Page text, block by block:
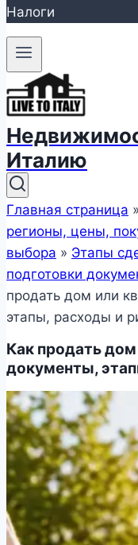
Налоги
Италию
Главная страница »
регионы, цены,
выбора » Этапы
подготовки
продать дом или
этапы, расходы и
Как продать
документы,